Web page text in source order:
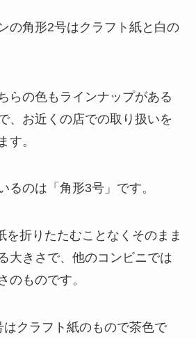
の角形2号はクラフト紙と白の
らの色もラインナップがある
、お近くの店での取り扱いを
す。
るのは「角形3号」です。
を折りたたむことなくそのまま
大きさで、他のコンビニでは
のものです。
はクラフト紙のもので茶色で